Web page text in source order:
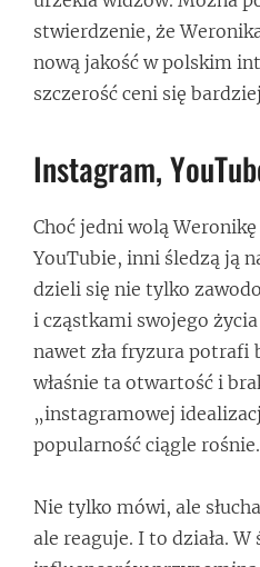
stwierdzenie, że
nową jakość w polskim
szczerość ceni się
Instagram,
Choć jedni wolą
YouTubie, inni śledzą ją
dzieli się nie tylko
i cząstkami swojego
nawet zła fryzura potrafi
właśnie ta otwartość i
„instagramowej
popularność ciągle rośnie.
Nie tylko mówi, ale
ale reaguje. I to działa.